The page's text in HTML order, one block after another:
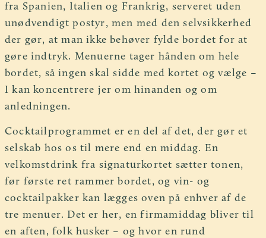
fra Spanien, Italien og Frankrig, serveret uden
unødvendigt postyr, men med den selvsikkerhed
der gør, at man ikke behøver fylde bordet for at
gøre indtryk. Menuerne tager hånden om hele
bordet, så ingen skal sidde med kortet og vælge –
I kan koncentrere jer om hinanden og om
anledningen.
Cocktailprogrammet er en del af det, der gør et
selskab hos os til mere end en middag. En
velkomstdrink fra signaturkortet sætter tonen,
før første ret rammer bordet, og vin- og
cocktailpakker kan lægges oven på enhver af de
tre menuer. Det er her, en firmamiddag bliver til
en aften, folk husker – og hvor en rund